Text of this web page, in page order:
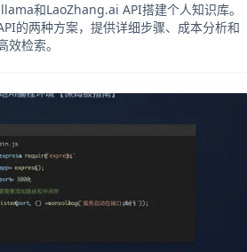
和LaoZhang.ai API搭建个人知识库。
的两种方案，提供详细步骤、成本分析和
检索。